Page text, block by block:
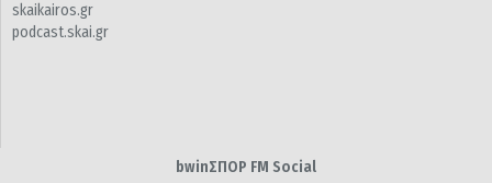
skaikairos.gr
podcast.skai.gr
bwinΣΠΟΡ FM Social